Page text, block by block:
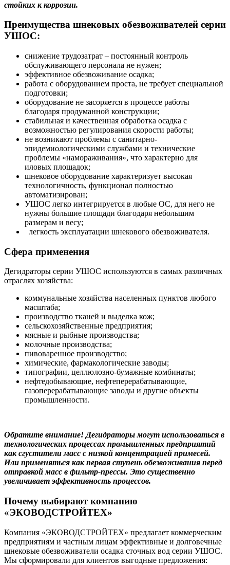
стойких к коррозии.
Преимущества шнековых обезвоживателей серии
УШОС:
снижение трудозатрат – постоянный контроль
обслуживающего персонала не нужен;
эффективное обезвоживание осадка;
работа с оборудованием проста, не требует специальной
подготовки;
оборудование не засоряется в процессе работы
благодаря продуманной конструкции;
стабильная и качественная обработка осадка с
возможностью регулирования скорости работы;
не возникают проблемы с санитарно-
эпидемиологическими службами и технические
проблемы «намораживания», что характерно для
иловых площадок;
шнековое оборудование характеризует высокая
технологичность, функционал полностью
автоматизирован;
УШОС легко интегрируется в любые ОС, для него не
нужны большие площади благодаря небольшим
размерам и весу;
легкость эксплуатации шнекового обезвоживателя.
Сфера применения
Дегидраторы серии УШОС используются в самых различных
отраслях хозяйства:
коммунальные хозяйства населенных пунктов любого
масштаба;
производство тканей и выделка кож;
сельскохозяйственные предприятия;
мясные и рыбные производства;
молочные производства;
пивоваренное производство;
химические, фармакологические заводы;
типографии, целлюлозно-бумажные комбинаты;
нефтедобывающие, нефтеперерабатывающие,
газоперерабатывающие заводы и другие объекты
промышленности.
Обратите внимание! Дегидраторы могут использоваться в
технологических процессах промышленных предприятий
как сгустители масс с низкой концентрацией примесей.
Или применяться как первая ступень обезвоживания перед
отправкой масс в фильтр-прессы. Это существенно
увеличивает эффективность процессов.
Почему выбирают компанию
«ЭКОВОДСТРОЙТЕХ»
Компания «ЭКОВОДСТРОЙТЕХ» предлагает коммерческим
предприятиям и частным лицам эффективные и долговечные
шнековые обезвоживатели осадка сточных вод серии УШОС.
Мы сформировали для клиентов выгодные предложения: